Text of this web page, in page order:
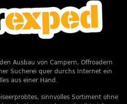
Ausbau von Campern, Offroadern
Sucherei quer durchs Internet ein
aus einer Hand.
sinnvolles Sortiment ohne